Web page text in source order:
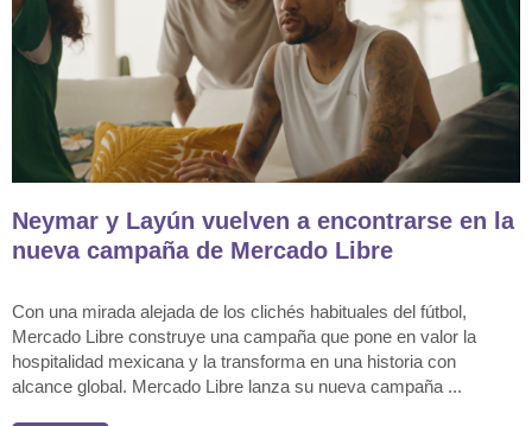
Neymar y Layún vuelven a encontrarse en la
nueva campaña de Mercado Libre
Con una mirada alejada de los clichés habituales del fútbol,
Mercado Libre construye una campaña que pone en valor la
hospitalidad mexicana y la transforma en una historia con
alcance global. Mercado Libre lanza su nueva campaña ...